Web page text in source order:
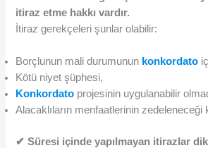
itiraz etme hakkı vardır.
İtiraz gerekçeleri şunlar olabilir:
Borçlunun mali durumunun konkordato
Kötü niyet şüphesi,
Konkordato projesinin uygulanabilir
Alacaklıların menfaatlerinin zedeleneceği
✔ Süresi içinde yapılmayan itirazlar